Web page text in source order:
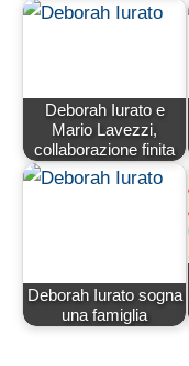
Deborah Iurato e
Mario Lavezzi,
collaborazione finita
Deborah Iurato sogna
una famiglia